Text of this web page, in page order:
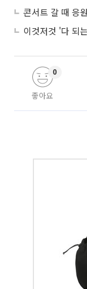
콘서트 갈 때 응
좋아요
0